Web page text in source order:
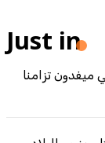
Just in
تزامنا